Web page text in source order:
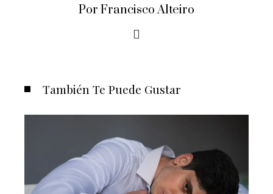
Por Francisco Alteiro
También Te Puede Gustar